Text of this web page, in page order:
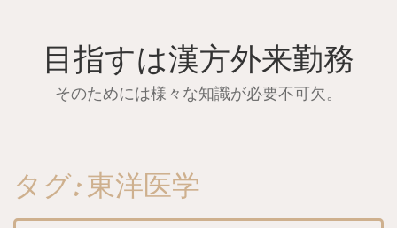
目指すは漢方外来勤務
そのためには様々な知識が必要不可欠。
タグ:東洋医学